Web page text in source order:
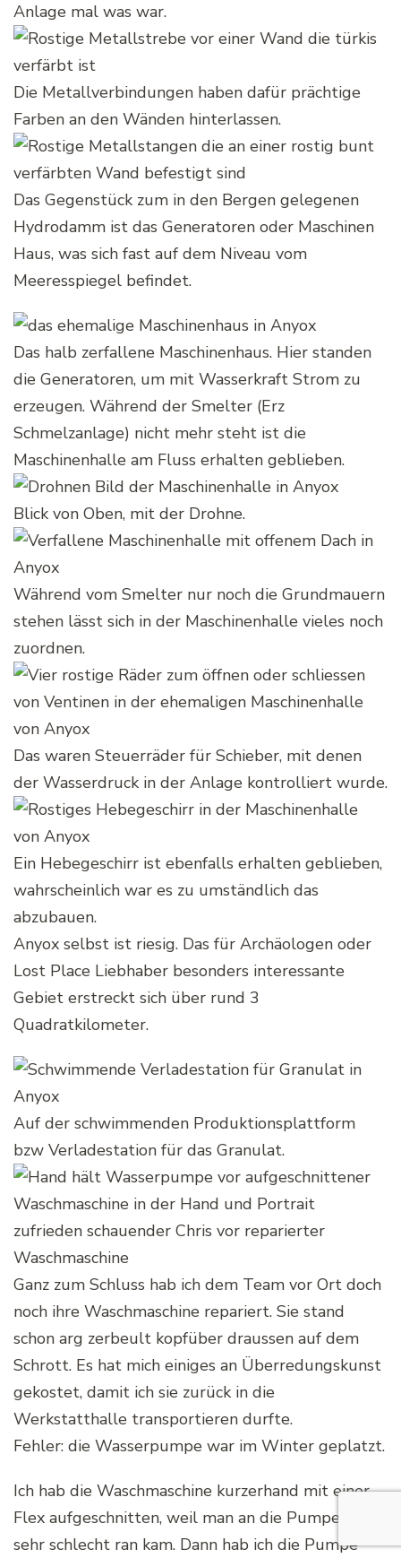
Anlage mal was war.
Die Metallverbindungen haben dafür prächtige
Farben an den Wänden hinterlassen.
Das Gegenstück zum in den Bergen gelegenen
Hydrodamm ist das Generatoren oder Maschinen
Haus, was sich fast auf dem Niveau vom
Meeresspiegel befindet.
Das halb zerfallene Maschinenhaus. Hier standen
die Generatoren, um mit Wasserkraft Strom zu
erzeugen. Während der Smelter (Erz
Schmelzanlage) nicht mehr steht ist die
Maschinenhalle am Fluss erhalten geblieben.
Blick von Oben, mit der Drohne.
Während vom Smelter nur noch die Grundmauern
stehen lässt sich in der Maschinenhalle vieles noch
zuordnen.
Das waren Steuerräder für Schieber, mit denen
der Wasserdruck in der Anlage kontrolliert wurde.
Ein Hebegeschirr ist ebenfalls erhalten geblieben,
wahrscheinlich war es zu umständlich das
abzubauen.
Anyox selbst ist riesig. Das für Archäologen oder
Lost Place Liebhaber besonders interessante
Gebiet erstreckt sich über rund 3
Quadratkilometer.
Auf der schwimmenden Produktionsplattform
bzw Verladestation für das Granulat.
Ganz zum Schluss hab ich dem Team vor Ort doch
noch ihre Waschmaschine repariert. Sie stand
schon arg zerbeult kopfüber draussen auf dem
Schrott. Es hat mich einiges an Überredungskunst
gekostet, damit ich sie zurück in die
Werkstatthalle transportieren durfte.
Fehler: die Wasserpumpe war im Winter geplatzt.
Ich hab die Waschmaschine kurzerhand mit einer
Flex aufgeschnitten, weil man an die Pumpe nur
sehr schlecht ran kam. Dann hab ich die Pumpe